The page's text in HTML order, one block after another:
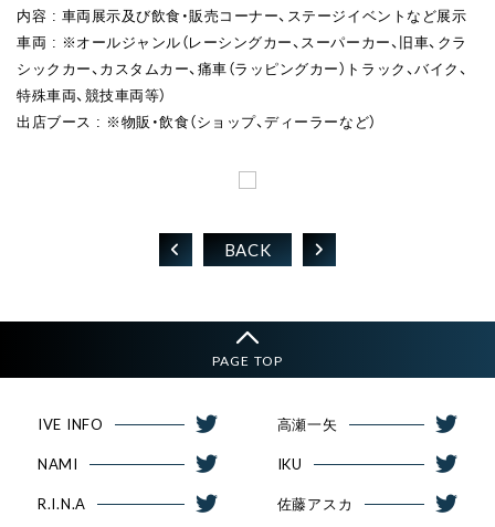
内容 : 車両展示及び飲食・販売コーナー、ステージイベントなど展示
車両 : ※オールジャンル（レーシングカー、スーパーカー、旧車、クラ
シックカー、カスタムカー、痛車（ラッピングカー）トラック、バイク、
特殊車両、競技車両等）
出店ブース : ※物販・飲食（ショップ、ディーラーなど）
BACK
PAGE TOP
IVE INFO 高瀬一矢
NAMI IKU
R.I.N.A 佐藤アスカ